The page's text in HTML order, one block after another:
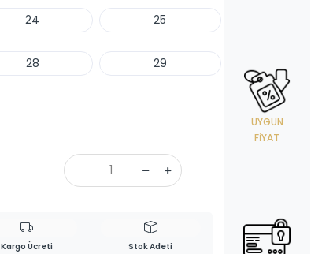
24 25
28 29
Kargo Ücreti Stok Adeti
UYGUN
FIYAT